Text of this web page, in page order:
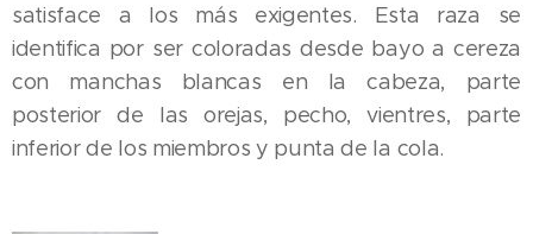
satisface a los más exigentes. Esta raza se
identifica por ser coloradas desde bayo a cereza
con manchas blancas en la cabeza, parte
posterior de las orejas, pecho, vientres, parte
inferior de los miembros y punta de la cola.